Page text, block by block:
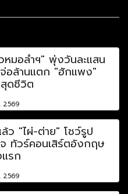
หมอลำฯ" พุ่งวันละแสน
อล้านแตก "ฮักแพง"
ดชีวิต
2569
ว "ไผ่-ต่าย" โชว์รูป
ทัวร์คอนเสิร์ตอังกฤษ
รก
2569